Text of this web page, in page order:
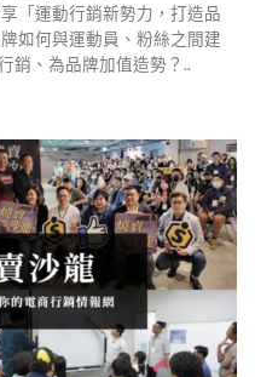
「運動行銷新勢力，打造品
如何與運動員、粉絲之間建
銷、為品牌加值造勢？..